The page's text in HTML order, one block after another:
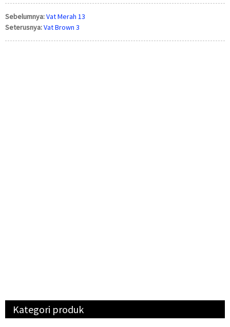
Sebelumnya:Vat Merah 13
Seterusnya:Vat Brown 3
Kategori produk